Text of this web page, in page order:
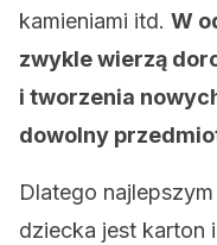
kamieniami itd. W
zwykle wierzą
i tworzenia
dowolny
Dlatego
dziecka jest karton